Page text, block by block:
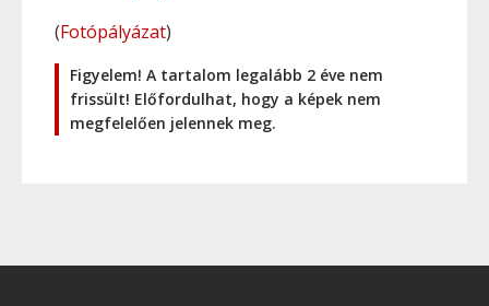
(Fotópályázat)
Figyelem! A tartalom legalább 2 éve nem
frissült! Előfordulhat, hogy a képek nem
megfelelően jelennek meg.